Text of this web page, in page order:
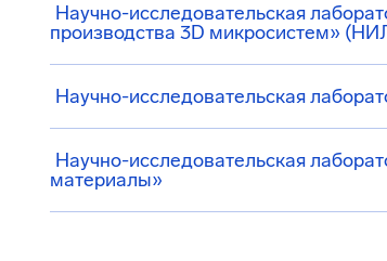
Научно-исследовательская
производства 3D микросистем»
Научно-исследовательская
Научно-исследовательская
материалы»